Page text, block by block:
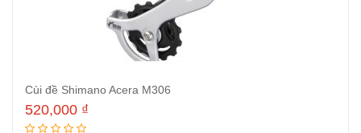
Cùi đề Shimano Acera M306
520,000 ₫